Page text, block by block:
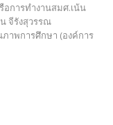
การทำงานสมศ.เน้น
จีรังสุวรรณ
าพการศึกษา (องค์การ